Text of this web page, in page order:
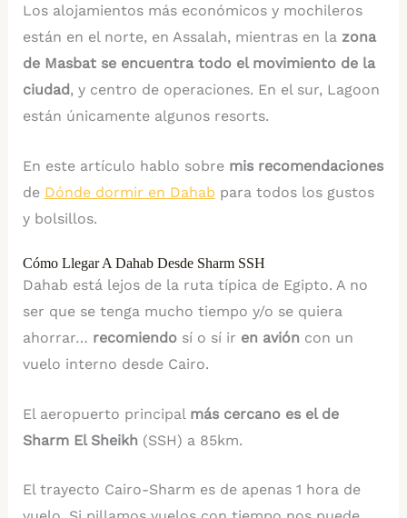
Los alojamientos más económicos y mochileros
están en el norte, en Assalah, mientras en la zona
de Masbat se encuentra todo el movimiento de la
ciudad, y centro de operaciones. En el sur, Lagoon
están únicamente algunos resorts.
En este artículo hablo sobre mis recomendaciones
de Dónde dormir en Dahab para todos los gustos
y bolsillos.
Cómo Llegar A Dahab Desde Sharm SSH
Dahab está lejos de la ruta típica de Egipto. A no
ser que se tenga mucho tiempo y/o se quiera
ahorrar… recomiendosí o sí ir en avión con un
vuelo interno desde Cairo.
El aeropuerto principal más cercano es el de
Sharm El Sheikh (SSH) a 85km.
El trayecto Cairo-Sharm es de apenas 1 hora de